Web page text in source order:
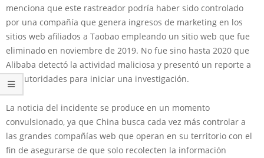
menciona que este rastreador podría haber sido controlado
por una compañía que genera ingresos de marketing en los
sitios web afiliados a Taobao empleando un sitio web que fue
eliminado en noviembre de 2019. No fue sino hasta 2020 que
Alibaba detectó la actividad maliciosa y presentó un reporte a
las autoridades para iniciar una investigación.
La noticia del incidente se produce en un momento
convulsionado, ya que China busca cada vez más controlar a
las grandes compañías web que operan en su territorio con el
fin de asegurarse de que solo recolecten la información